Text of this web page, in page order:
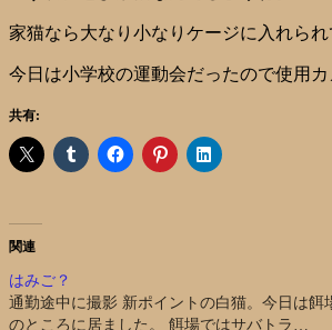
家猫なら大なり小なりケージに入れられ
今日は小学校の運動会だったので使用カ
共有:
関連
はみご？
通勤途中に撮影 新ポイントの白猫。今日は餌
のところに居ました。 餌場ではサバトラ…